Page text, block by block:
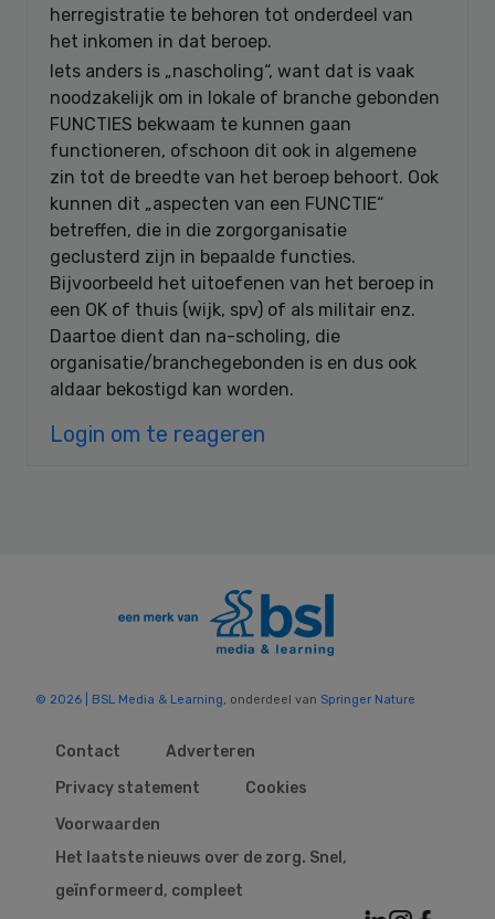
herregistratie te behoren tot onderdeel van
het inkomen in dat beroep.
Iets anders is „nascholing“, want dat is vaak
noodzakelijk om in lokale of branche gebonden
FUNCTIES bekwaam te kunnen gaan
functioneren, ofschoon dit ook in algemene
zin tot de breedte van het beroep behoort. Ook
kunnen dit „aspecten van een FUNCTIE“
betreffen, die in die zorgorganisatie
geclusterd zijn in bepaalde functies.
Bijvoorbeeld het uitoefenen van het beroep in
een OK of thuis (wijk, spv) of als militair enz.
Daartoe dient dan na-scholing, die
organisatie/branchegebonden is en dus ook
aldaar bekostigd kan worden.
Login om te reageren
© 2026 | BSL Media & Learning , onderdeel van Springer Nature
Contact
Adverteren
Privacy statement
Cookies
Voorwaarden
Het laatste nieuws over de zorg. Snel,
geïnformeerd, compleet